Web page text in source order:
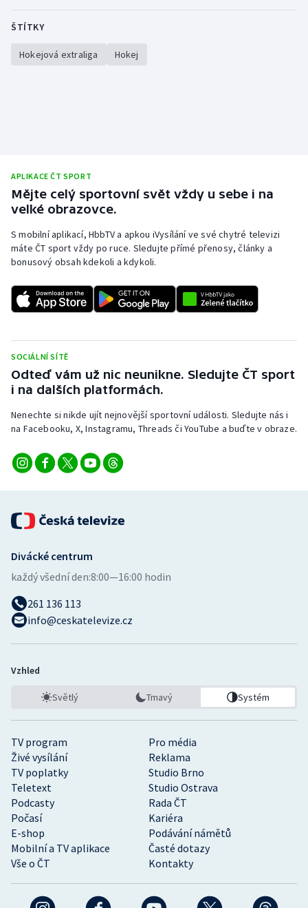
ŠTÍTKY
Hokejová extraliga Hokej
APLIKACE ČT SPORT
Mějte celý sportovní svět vždy u sebe i na
velké obrazovce.
S mobilní aplikací, HbbTV a apkou iVysílání ve své chytré televizi
máte ČT sport vždy po ruce. Sledujte přímé přenosy, články a
bonusový obsah kdekoli a kdykoli.
SOCIÁLNÍ SÍTĚ
Odteď vám už nic neunikne. Sledujte ČT sport
i na dalších platformách.
Nenechte si nikde ujít nejnovější sportovní události. Sledujte nás i
na Facebooku, X, Instagramu, Threads či YouTube a buďte v obraze.
TV program
Pro média
Živé vysílání
Reklama
TV poplatky
Studio Brno
Teletext
Studio Ostrava
Podcasty
Rada ČT
Počasí
Kariéra
E-shop
Podávání námětů
Mobilní a TV aplikace
Časté dotazy
Vše o ČT
Kontakty
Divácké centrum
každý všední den:8:00—16:00 hodin
261 136 113
info@ceskatelevize.cz
Vzhled
Světlý Tmavý Systém